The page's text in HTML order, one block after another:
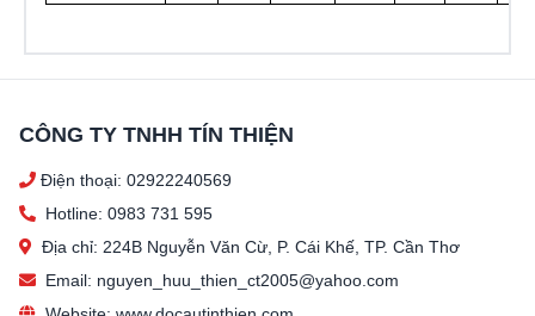
CÔNG TY TNHH TÍN THIỆN
Điện thoại: 02922240569
Hotline: 0983 731 595
Địa chỉ: 224B Nguyễn Văn Cừ, P. Cái Khế, TP. Cần Thơ
Email: nguyen_huu_thien_ct2005@yahoo.com